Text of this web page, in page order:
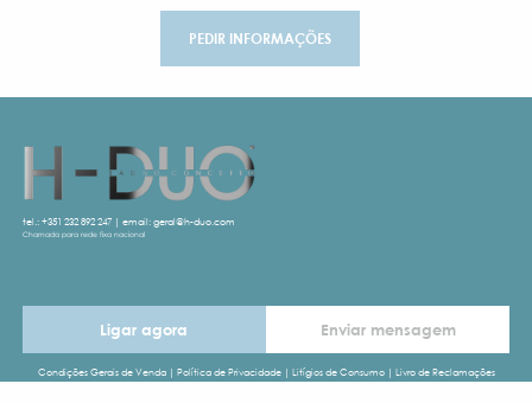
PEDIR INFORMAÇÕES
tel.: +351 232 892 247| email: geral@h-duo.com
Chamada para rede fixa nacional
Ligar agora Enviar mensagem
Condições Gerais de Venda| Política de Privacidade| Litígios de Consumo| Livro de Reclamações